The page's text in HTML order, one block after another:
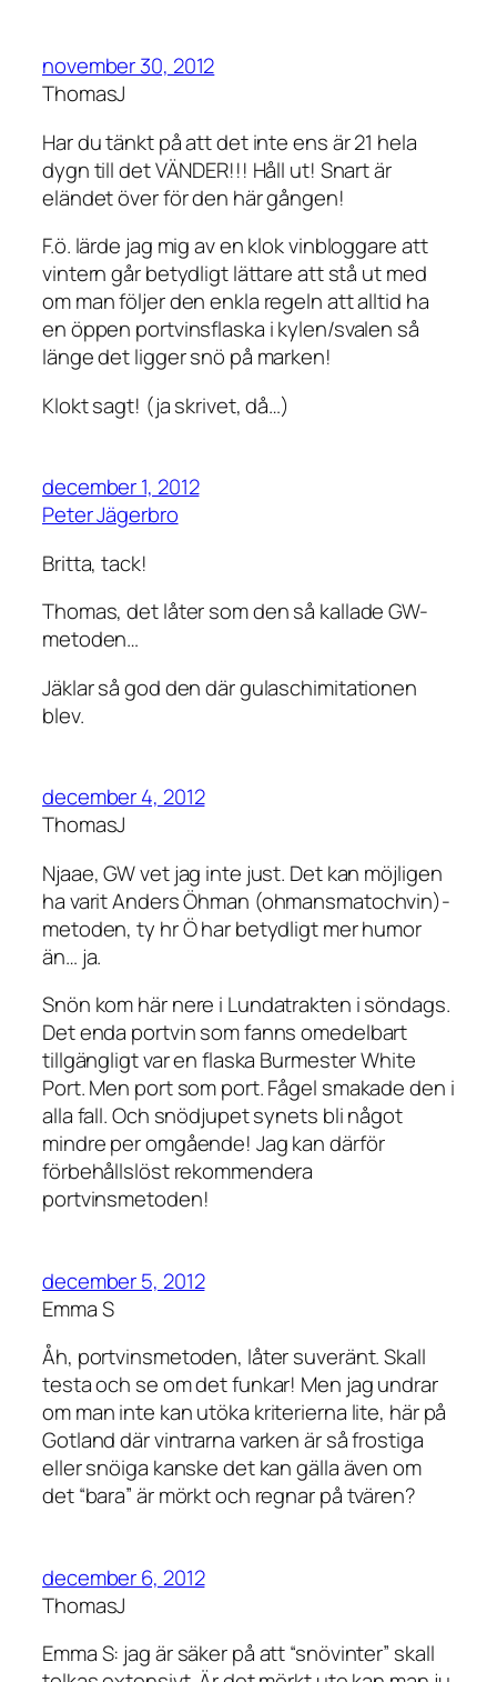
november 30, 2012
ThomasJ
Har du tänkt på att det inte ens är 21 hela
dygn till det VÄNDER!!! Håll ut! Snart är
eländet över för den här gången!
F.ö. lärde jag mig av en klok vinbloggare att
vintern går betydligt lättare att stå ut med
om man följer den enkla regeln att alltid ha
en öppen portvinsflaska i kylen/svalen så
länge det ligger snö på marken!
Klokt sagt! (ja skrivet, då…)
december 1, 2012
Peter Jägerbro
Britta, tack!
Thomas, det låter som den så kallade GW-
metoden…
Jäklar så god den där gulaschimitationen
blev.
december 4, 2012
ThomasJ
Njaae, GW vet jag inte just. Det kan möjligen
ha varit Anders Öhman (ohmansmatochvin)-
metoden, ty hr Ö har betydligt mer humor
än… ja.
Snön kom här nere i Lundatrakten i söndags.
Det enda portvin som fanns omedelbart
tillgängligt var en flaska Burmester White
Port. Men port som port. Fågel smakade den i
alla fall. Och snödjupet synets bli något
mindre per omgående! Jag kan därför
förbehållslöst rekommendera
portvinsmetoden!
december 5, 2012
Emma S
Åh, portvinsmetoden, låter suveränt. Skall
testa och se om det funkar! Men jag undrar
om man inte kan utöka kriterierna lite, här på
Gotland där vintrarna varken är så frostiga
eller snöiga kanske det kan gälla även om
det “bara” är mörkt och regnar på tvären?
december 6, 2012
ThomasJ
Emma S: jag är säker på att “snövinter” skall